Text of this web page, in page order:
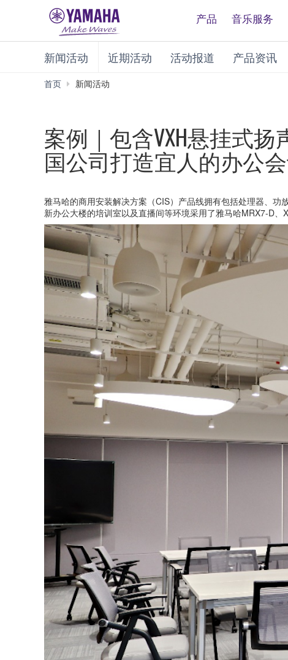
产品 音乐服务
新闻活动 近期活动 活动报道 产品资讯
首页 新闻活动
案例｜包含VXH悬挂式
国公司打造宜人的办公
雅马哈的商用安装解决方案（CIS）产品线拥有包括处理器、
新办公大楼的培训室以及直播间等环境采用了雅马哈MRX7-D、